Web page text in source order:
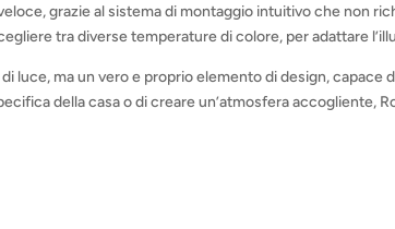
grazie al sistema di montaggio intuitivo che non
tra diverse temperature di colore, per adattare
luce, ma un vero e proprio elemento di design, capace
della casa o di creare un’atmosfera accogliente,